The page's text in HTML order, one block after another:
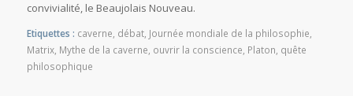
convivialité, le Beaujolais Nouveau.
Etiquettes : caverne débat, Journée mondiale de la philosophie
Matrix, Mythe de la caverne ouvrir la conscience Platon quête
philosophique